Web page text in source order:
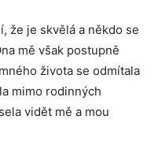
že je skvělá a někdo se
mě však postupně
života se odmítala
mimo rodinných
vidět mě a mou